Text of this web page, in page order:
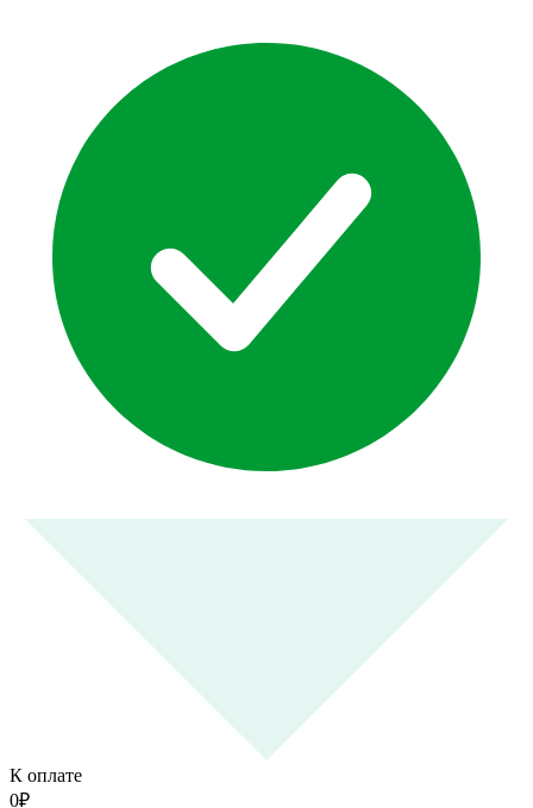
К оплате
0₽